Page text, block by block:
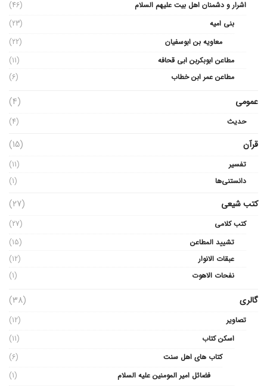
اشرار و دشمنان اهل بیت علیهم السلام
(46)
بنی امیه
(23)
معاویه بن ابوسفیان
(22)
مطاعن ابوبکربن ابی قحافه
(11)
مطاعن عمر ابن خطاب
(6)
عمومی (4)
حدیث (4)
قرآن (15)
تفسیر
(11)
دانستنی‌ها
(1)
کتب شیعی (27)
کتب کلامی
(27)
تشیید المطاعن
(15)
عبقات الانوار
(12)
نفحات الاهوت
(1)
گالری (38)
تصاویر
(12)
اسکن کتاب
(11)
کتاب های اهل سنت
(6)
فضائل امیر المومنین علیه السلام
(1)